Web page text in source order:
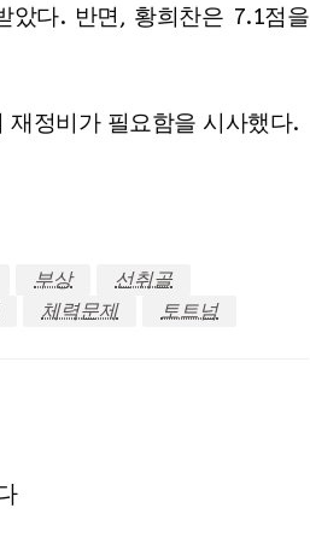
았다. 반면, 황희찬은 7.1점을
정비가 필요함을 시사했다.
부상
선취골
체력문제
토트넘